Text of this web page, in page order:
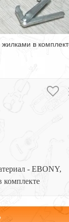
в
- EBONY,
комплекте